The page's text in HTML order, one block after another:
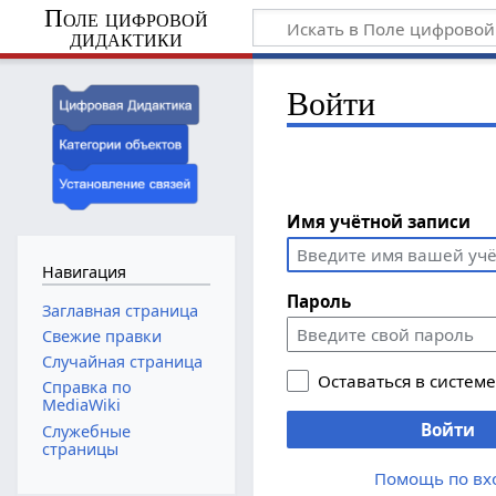
Поле цифровой
дидактики
Войти
Имя учётной записи
Пароль
Оставаться в системе
Войти
Помощь по
Навигация
Заглавная страница
Свежие правки
Случайная страница
Справка по
MediaWiki
Служебные
страницы